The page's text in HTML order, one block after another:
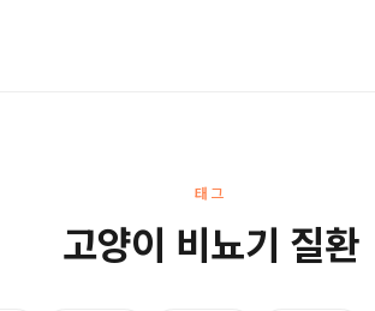
태그
고양이 비뇨기 질환